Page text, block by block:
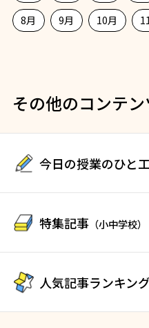
8月
9月 10月
その他のコンテン
今日の授業のひと
特集記事 （小中学校）
人気記事ランキング